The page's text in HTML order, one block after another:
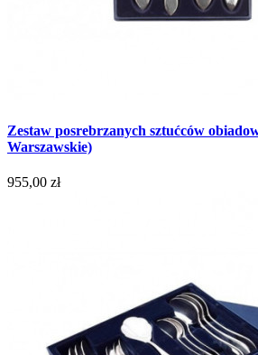
Zestaw posrebrzanych sztućców
Warszawskie)
955,00 zł